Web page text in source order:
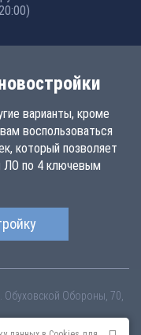
варианты, кроме
воспользоваться
который позволяет
ЛО по 4 ключевым
Обуховской Обороны, 70,
в новом жилом